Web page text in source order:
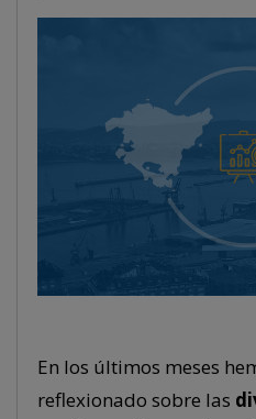
En los últimos meses
reflexionado sobre las